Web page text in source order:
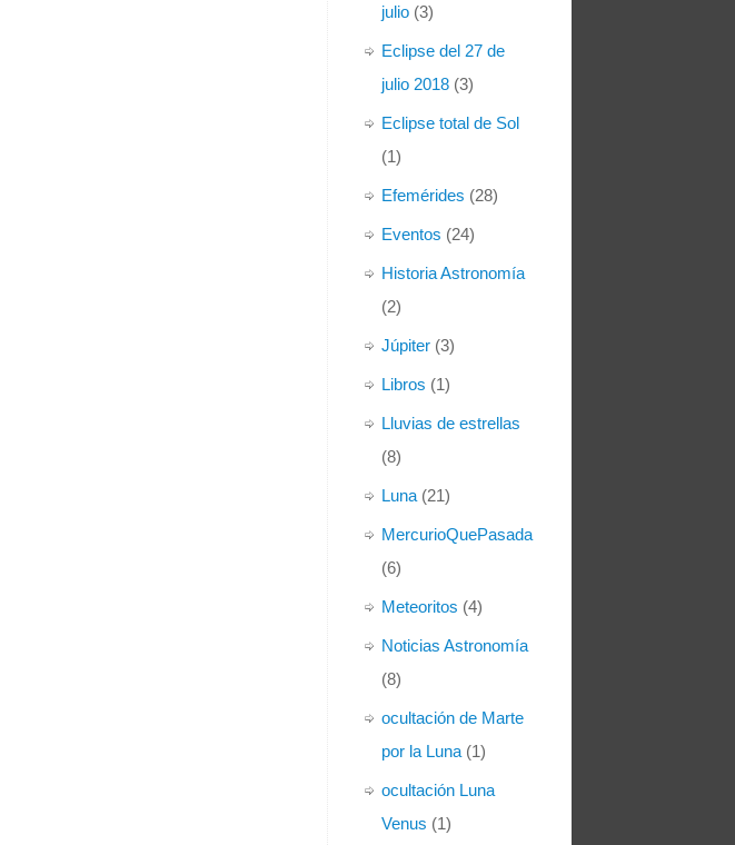
julio (3)
Eclipse del 27 de
julio 2018 (3)
Eclipse total de Sol
(1)
Efemérides (28)
Eventos (24)
Historia Astronomía
(2)
Júpiter (3)
Libros (1)
Lluvias de estrellas
(8)
Luna (21)
MercurioQuePasada
(6)
Meteoritos (4)
Noticias Astronomía
(8)
ocultación de Marte
por la Luna (1)
ocultación Luna
Venus (1)